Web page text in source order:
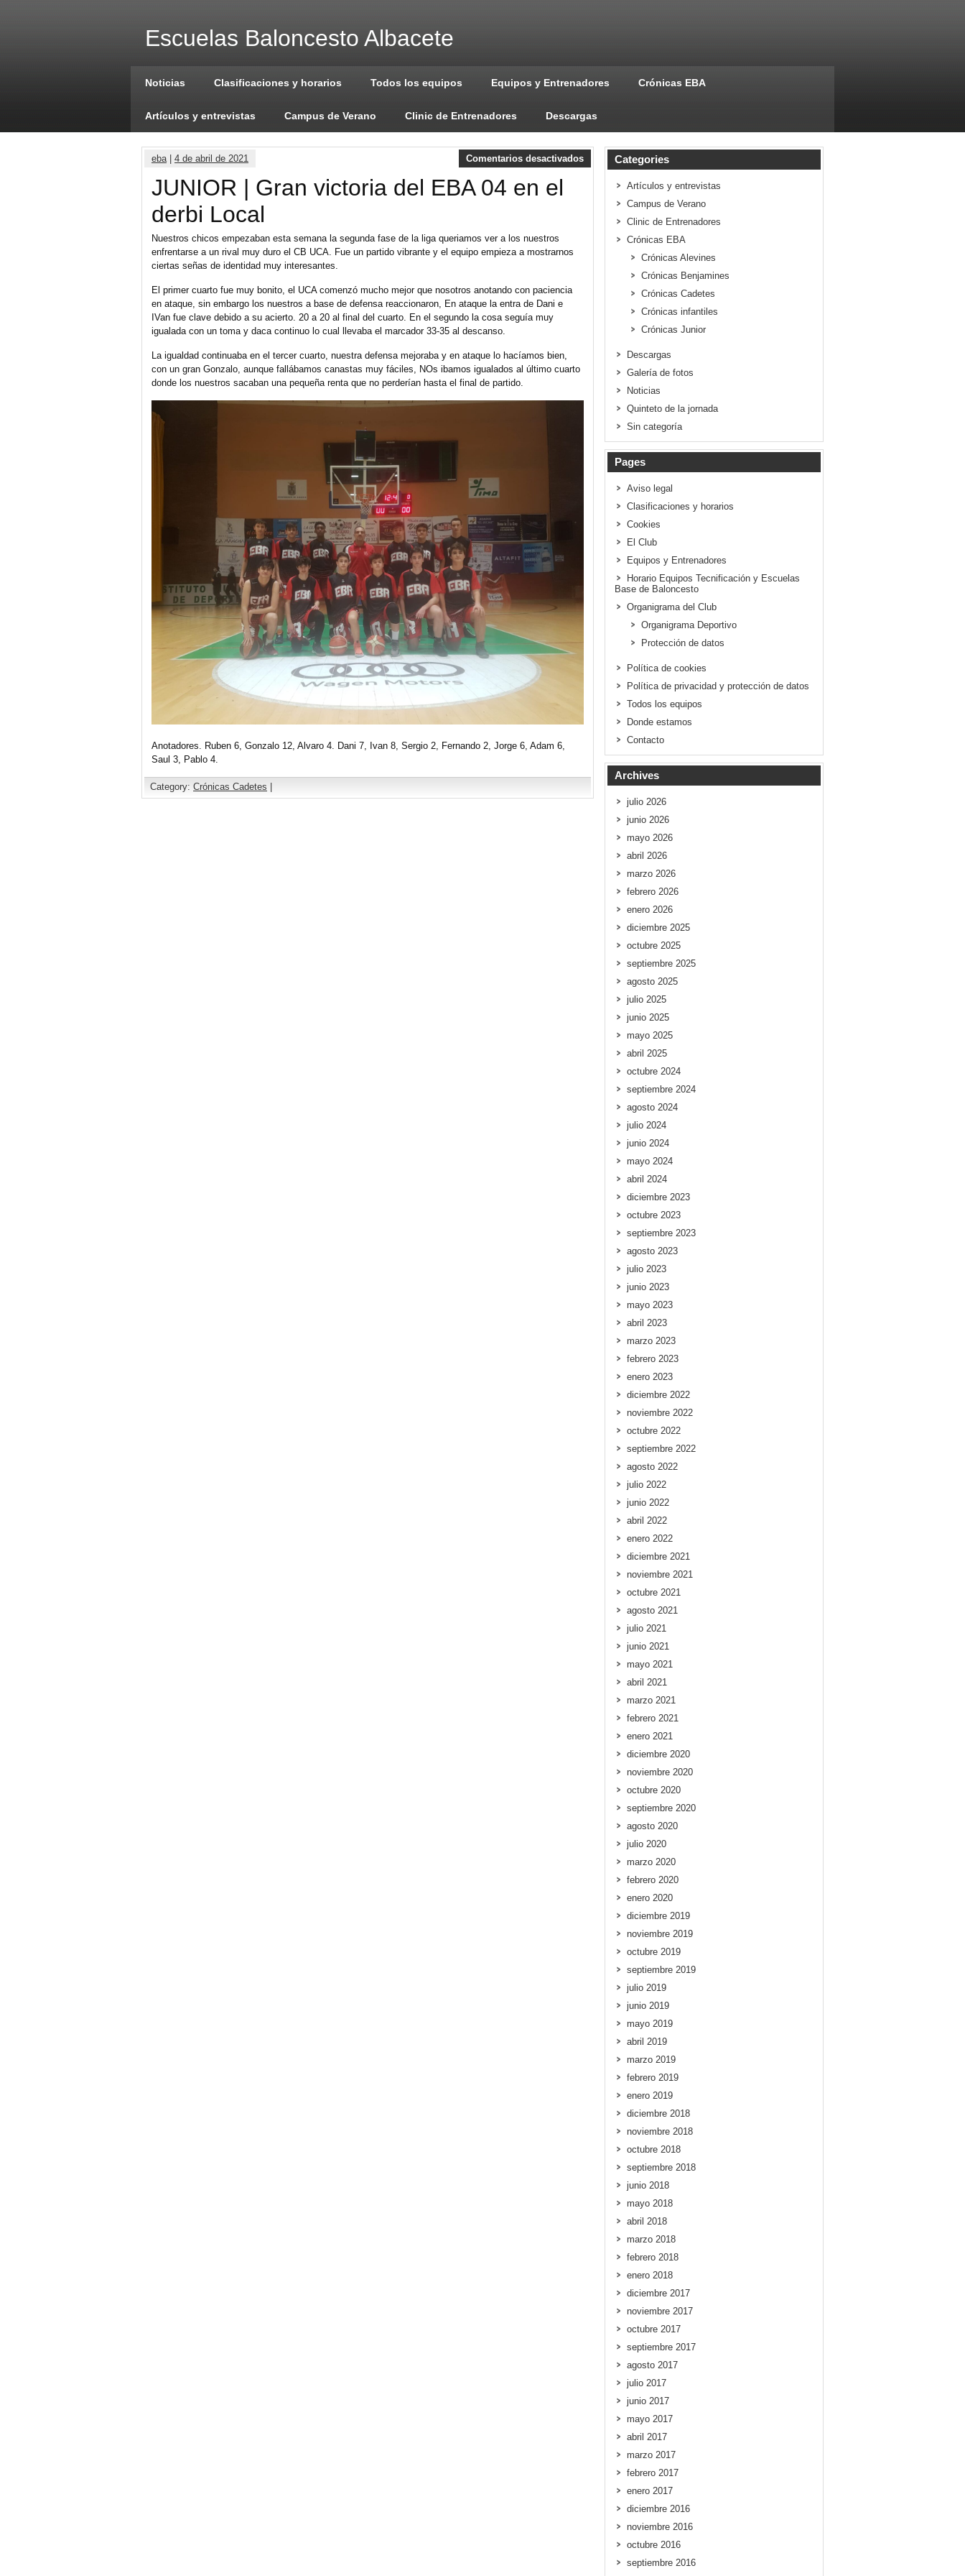
Escuelas Baloncesto Albacete
Noticias Clasificaciones y horarios Todos los equipos Equipos y Entrenadores Crónicas EBA
Artículos y entrevistas Campus de Verano Clinic de Entrenadores Descargas
eba| 4 de abril de 2021 Comentarios desactivados
JUNIOR | Gran victoria del EBA 04 en el
derbi Local
Nuestros chicos empezaban esta semana la segunda fase de la liga queriamos ver a los nuestros
enfrentarse a un rival muy duro el CB UCA. Fue un partido vibrante y el equipo empieza a mostrarnos
ciertas señas de identidad muy interesantes.
El primer cuarto fue muy bonito, el UCA comenzó mucho mejor que nosotros anotando con paciencia
en ataque, sin embargo los nuestros a base de defensa reaccionaron, En ataque la entra de Dani e
IVan fue clave debido a su acierto. 20 a 20 al final del cuarto. En el segundo la cosa seguía muy
igualada con un toma y daca continuo lo cual llevaba el marcador 33-35 al descanso.
La igualdad continuaba en el tercer cuarto, nuestra defensa mejoraba y en ataque lo hacíamos bien,
con un gran Gonzalo, aunque fallábamos canastas muy fáciles, NOs ibamos igualados al último cuarto
donde los nuestros sacaban una pequeña renta que no perderían hasta el final de partido.
Anotadores. Ruben 6, Gonzalo 12, Alvaro 4. Dani 7, Ivan 8, Sergio 2, Fernando 2, Jorge 6, Adam 6,
Saul 3, Pablo 4.
Category: Crónicas Cadetes
Categories
Artículos y entrevistas
Campus de Verano
Clinic de Entrenadores
Crónicas EBA
Crónicas Alevines
Crónicas Benjamines
Crónicas Cadetes
Crónicas infantiles
Crónicas Junior
Descargas
Galería de fotos
Noticias
Quinteto de la jornada
Sin categoría
Pages
Aviso legal
Clasificaciones y horarios
Cookies
El Club
Equipos y Entrenadores
Horario Equipos Tecnificación y Escuelas
Base de Baloncesto
Organigrama del Club
Organigrama Deportivo
Protección de datos
Política de cookies
Política de privacidad y protección de datos
Todos los equipos
Donde estamos
Contacto
Archives
julio 2026
junio 2026
mayo 2026
abril 2026
marzo 2026
febrero 2026
enero 2026
diciembre 2025
octubre 2025
septiembre 2025
agosto 2025
julio 2025
junio 2025
mayo 2025
abril 2025
octubre 2024
septiembre 2024
agosto 2024
julio 2024
junio 2024
mayo 2024
abril 2024
diciembre 2023
octubre 2023
septiembre 2023
agosto 2023
julio 2023
junio 2023
mayo 2023
abril 2023
marzo 2023
febrero 2023
enero 2023
diciembre 2022
noviembre 2022
octubre 2022
septiembre 2022
agosto 2022
julio 2022
junio 2022
abril 2022
enero 2022
diciembre 2021
noviembre 2021
octubre 2021
agosto 2021
julio 2021
junio 2021
mayo 2021
abril 2021
marzo 2021
febrero 2021
enero 2021
diciembre 2020
noviembre 2020
octubre 2020
septiembre 2020
agosto 2020
julio 2020
marzo 2020
febrero 2020
enero 2020
diciembre 2019
noviembre 2019
octubre 2019
septiembre 2019
julio 2019
junio 2019
mayo 2019
abril 2019
marzo 2019
febrero 2019
enero 2019
diciembre 2018
noviembre 2018
octubre 2018
septiembre 2018
junio 2018
mayo 2018
abril 2018
marzo 2018
febrero 2018
enero 2018
diciembre 2017
noviembre 2017
octubre 2017
septiembre 2017
agosto 2017
julio 2017
junio 2017
mayo 2017
abril 2017
marzo 2017
febrero 2017
enero 2017
diciembre 2016
noviembre 2016
octubre 2016
septiembre 2016